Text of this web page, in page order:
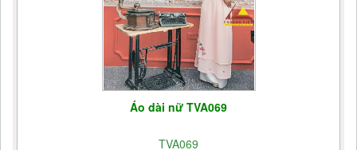
Áo dài nữ TVA069
TVA069